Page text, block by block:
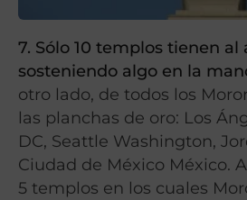
7. Sólo 10 templos tienen al
sosteniendo algo en la
otro lado, de todos los
las planchas de oro: Los
DC, Seattle Washington,
Ciudad de México México.
5 templos en los cuales